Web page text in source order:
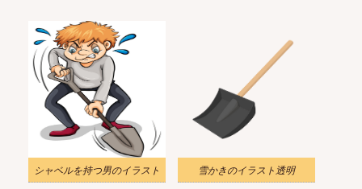
シャベルを持つ男のイラスト 雪かきのイラスト透明